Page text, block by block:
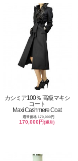
カシミア100％ 高級マキシ
コート
Maxi Cashmere Coat
通常価格 170,000円
170,000円(税別)